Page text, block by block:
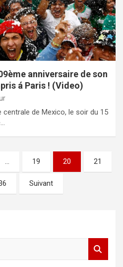
anniversaire de son
á Paris ! (Video)
centrale de Mexico, le soir du 15
… 19 20 21
Suivant